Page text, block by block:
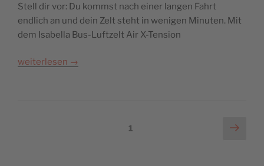
Stell dir vor: Du kommst nach einer langen Fahrt
endlich an und dein Zelt steht in wenigen Minuten. Mit
dem Isabella Bus-Luftzelt Air X-Tension
weiterlesen →
Seitennummerierung1
Next